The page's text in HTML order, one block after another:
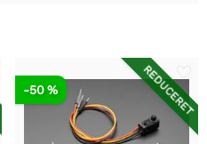
REDUCERET
-50 %